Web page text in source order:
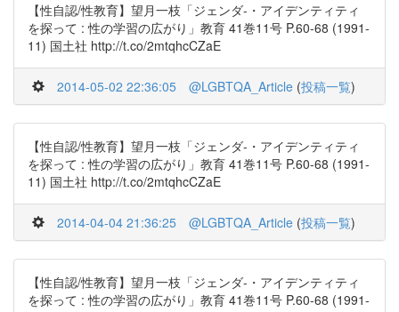
【性自認/性教育】望月一枝「ジェンダ-・アイデンティティ
を探って : 性の学習の広がり」教育 41巻11号 P.60-68 (1991-
11) 国土社 http://t.co/2mtqhcCZaE
2014-05-02 22:36:05 @LGBTQA_Article (投稿一覧)
【性自認/性教育】望月一枝「ジェンダ-・アイデンティティ
を探って : 性の学習の広がり」教育 41巻11号 P.60-68 (1991-
11) 国土社 http://t.co/2mtqhcCZaE
2014-04-04 21:36:25 @LGBTQA_Article (投稿一覧)
【性自認/性教育】望月一枝「ジェンダ-・アイデンティティ
を探って : 性の学習の広がり」教育 41巻11号 P.60-68 (1991-